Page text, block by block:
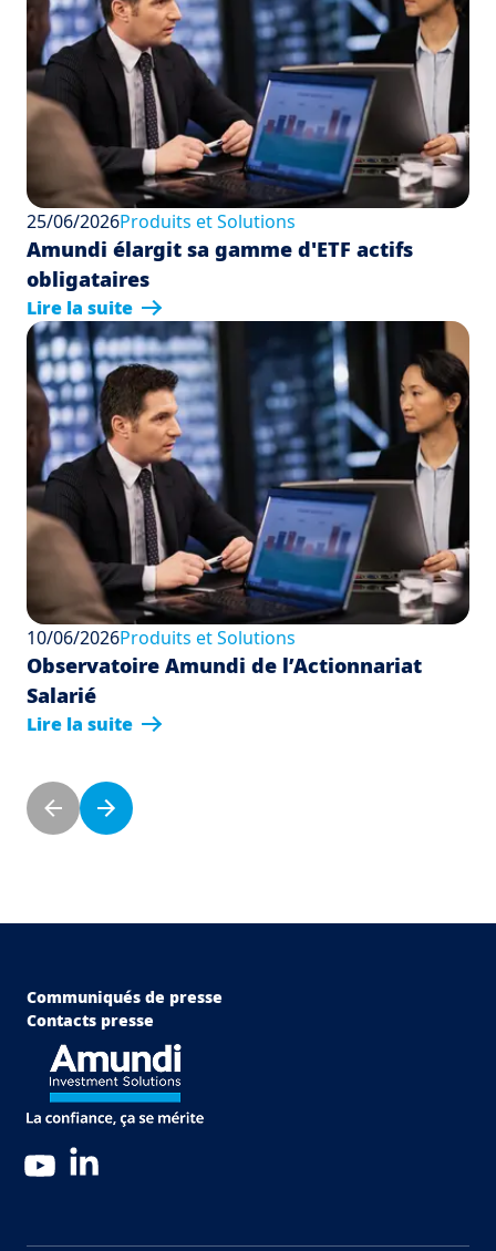
25/06/2026Produits et Solutions
Amundi élargit sa gamme d'ETF actifs
obligataires
Lire la suite
10/06/2026Produits et Solutions
Observatoire Amundi de l’Actionnariat
Salarié
Lire la suite
Pagination
Page précédente
Page suivante
Menu Footer Top
Communiqués de presse
Contacts presse
YouTube